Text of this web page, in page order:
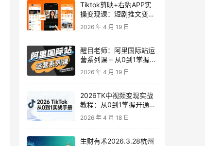
Tiktok剪映+右豹APP实
操变现课：短剧推文变现
全教程来了！
2026 年 4 月 19 日
醒目老师：阿里国际站运
营系列课 – 从0到1掌握平
台运营核心技巧
2026 年 4 月 19 日
2026TK中视频变现实战
教程：从0到1掌握开通、
养号、剪辑到变现，新手
副业首选
2026 年 4 月 18 日
生财有术2026.3.28杭州